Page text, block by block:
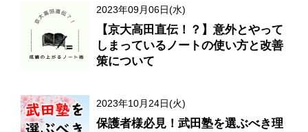
2023年09月06日(水)
【京大高田直伝！？】意外とやって
しまっているノートの使い方と改善
策について
2023年10月24日(火)
保護者様必見！武田塾を選ぶべき理